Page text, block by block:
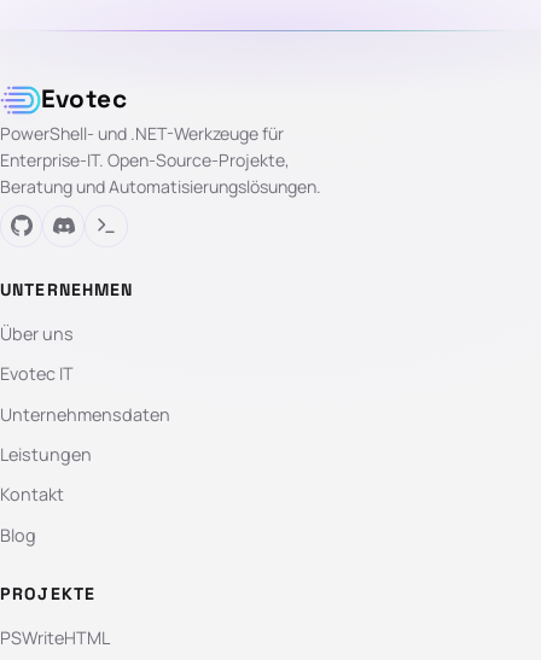
Evotec
PowerShell- und .NET-Werkzeuge für
Enterprise-IT. Open-Source-Projekte,
Beratung und Automatisierungslösungen.
UNTERNEHMEN
Über uns
Evotec IT
Unternehmensdaten
Leistungen
Kontakt
Blog
PROJEKTE
PSWriteHTML